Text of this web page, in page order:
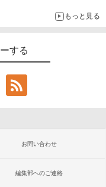
もっと見る
する
お問い合わせ
編集部へのご連絡